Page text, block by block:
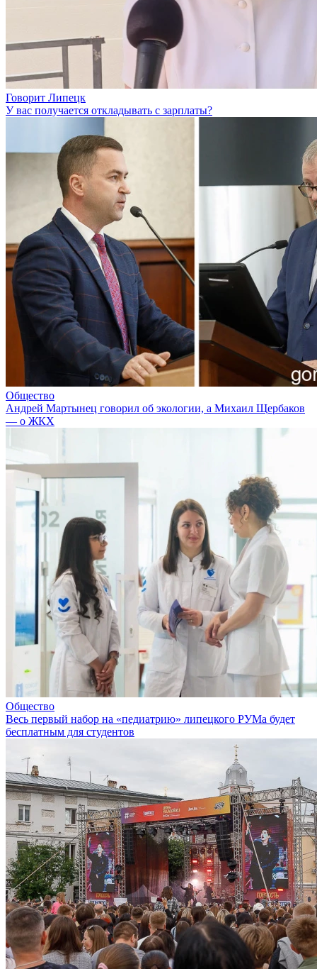
Говорит Липецк
У вас получается откладывать с зарплаты?
Общество
Андрей Мартынец говорил об экологии, а Михаил Щербаков
— о ЖКХ
Общество
Весь первый набор на «педиатрию» липецкого РУМа будет
бесплатным для студентов